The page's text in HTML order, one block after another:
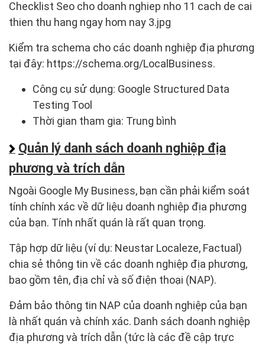
Checklist Seo cho doanh nghiep nho 11 cach de cai
thien thu hang ngay hom nay 3.jpg
Kiểm tra schema cho các doanh nghiệp địa phương
tại đây: https://schema.org/LocalBusiness.
Công cụ sử dụng: Google Structured Data
Testing Tool
Thời gian tham gia: Trung bình
Quản lý danh sách doanh nghiệp địa
phương và trích dẫn
Ngoài Google My Business, bạn cần phải kiểm soát
tính chính xác về dữ liệu doanh nghiệp địa phương
của bạn. Tính nhất quán là rất quan trọng.
Tập hợp dữ liệu (ví dụ: Neustar Localeze, Factual)
chia sẻ thông tin về các doanh nghiệp địa phương,
bao gồm tên, địa chỉ và số điện thoại (NAP).
Đảm bảo thông tin NAP của doanh nghiệp của bạn
là nhất quán và chính xác. Danh sách doanh nghiệp
địa phương và trích dẫn (tức là các đề cập trực